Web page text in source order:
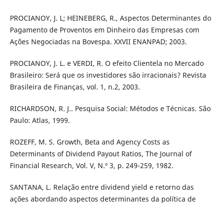
PROCIANOY, J. L; HEINEBERG, R., Aspectos Determinantes do
Pagamento de Proventos em Dinheiro das Empresas com
Ações Negociadas na Bovespa. XXVII ENANPAD; 2003.
PROCIANOY, J. L. e VERDI, R. O efeito Clientela no Mercado
Brasileiro: Será que os investidores são irracionais? Revista
Brasileira de Finanças, vol. 1, n.2, 2003.
RICHARDSON, R. J.. Pesquisa Social: Métodos e Técnicas. São
Paulo: Atlas, 1999.
ROZEFF, M. S. Growth, Beta and Agency Costs as
Determinants of Dividend Payout Ratios, The Journal of
Financial Research, Vol. V, N.º 3, p. 249-259, 1982.
SANTANA, L. Relação entre dividend yield e retorno das
ações abordando aspectos determinantes da política de